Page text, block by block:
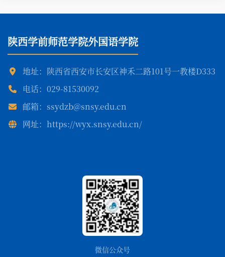
陕西学前师范学院外国语学院
地址：陕西省西安市长安区神禾二路101号一教楼D333
电话：029-81530092
邮箱：ssydzb@snsy.edu.cn
网址：https://wyx.snsy.edu.cn/
微信公众号